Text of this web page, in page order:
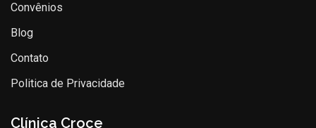
Convênios
Blog
Contato
Politica de Privacidade
Clínica Croce